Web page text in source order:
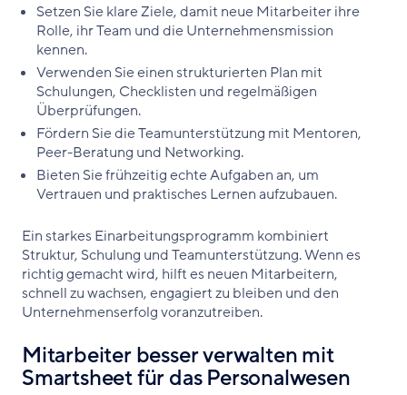
Setzen Sie klare Ziele, damit neue Mitarbeiter ihre
Rolle, ihr Team und die Unternehmensmission
kennen.
Verwenden Sie einen strukturierten Plan mit
Schulungen, Checklisten und regelmäßigen
Überprüfungen.
Fördern Sie die Teamunterstützung mit Mentoren,
Peer-Beratung und Networking.
Bieten Sie frühzeitig echte Aufgaben an, um
Vertrauen und praktisches Lernen aufzubauen.
Ein starkes Einarbeitungsprogramm kombiniert
Struktur, Schulung und Teamunterstützung. Wenn es
richtig gemacht wird, hilft es neuen Mitarbeitern,
schnell zu wachsen, engagiert zu bleiben und den
Unternehmenserfolg voranzutreiben.
Mitarbeiter besser verwalten mit
Smartsheet für das Personalwesen